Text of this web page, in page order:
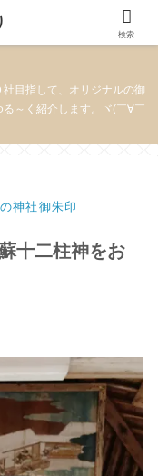
目指して、オリジナルの御
～く紹介します。ヾ(￣∀￣
神社御朱印
十二柱神をお
検索